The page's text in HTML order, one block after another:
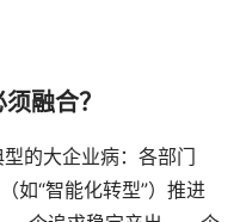
融合？
的大企业病：各部门
如“智能化转型”）推进